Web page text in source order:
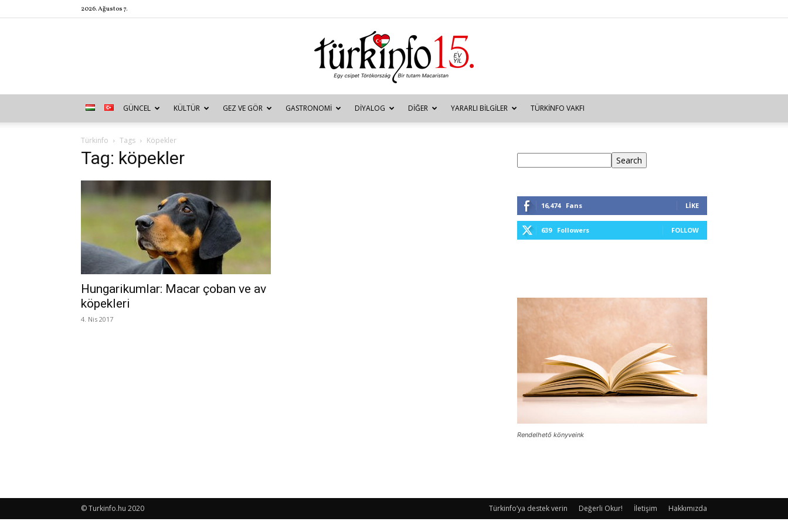
2026. Ağustos 7.
Türkinfo
GÜNCEL KÜLTÜR GEZ VE GÖR GASTRONOMI DIYALOG DIĞER YARARLI BILGILER TÜRKINFO VAKFI
Türkinfo Tags Köpekler
Tag: köpekler
Hungarikumlar: Macar çoban ve av
köpekleri
4. Nis 2017
Search
16,474 Fans LIKE
639 Followers FOLLOW
Rendelhető könyveink
Türkinfo’ya destek verin Değerli Okur! İletişim Hakkımızda
© Turkinfo.hu 2020